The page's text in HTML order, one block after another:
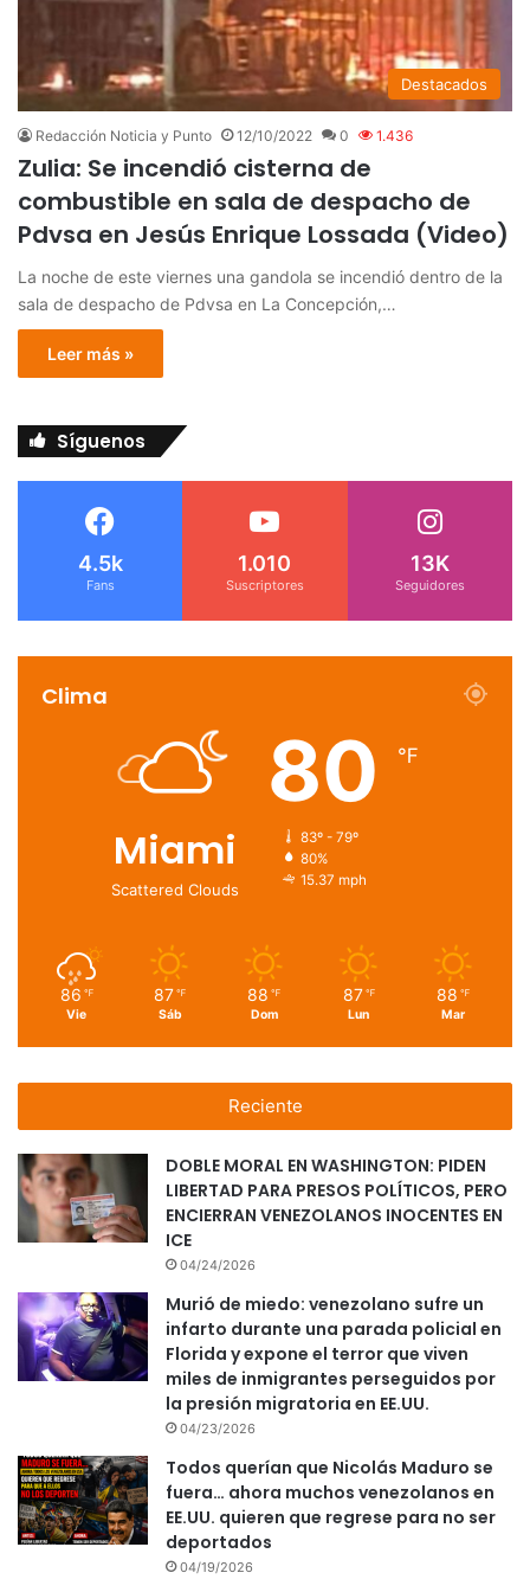
Destacados
Redacción Noticia y Punto 12/10/2022 0 1.436
Zulia: Se incendió cisterna de
combustible en sala de despacho de
Pdvsa en Jesús Enrique Lossada (Video)
La noche de este viernes una gandola se incendió dentro de la
sala de despacho de Pdvsa en La Concepción,…
Leer más »
Síguenos
4.5k
Fans
1.010
Suscriptores
13K
Seguidores
Clima
Miami
Scattered Clouds
80 ℉
83º - 79º
80%
15.37 mph
86 ℉
Vie
87 ℉
Sáb
88 ℉
Dom
87 ℉
Lun
88 ℉
Mar
Reciente
DOBLE MORAL EN WASHINGTON: PIDEN
LIBERTAD PARA PRESOS POLÍTICOS, PERO
ENCIERRAN VENEZOLANOS INOCENTES EN
ICE
04/24/2026
Murió de miedo: venezolano sufre un
infarto durante una parada policial en
Florida y expone el terror que viven
miles de inmigrantes perseguidos por
la presión migratoria en EE.UU.
04/23/2026
Todos querían que Nicolás Maduro se
fuera… ahora muchos venezolanos en
EE.UU. quieren que regrese para no ser
deportados
04/19/2026